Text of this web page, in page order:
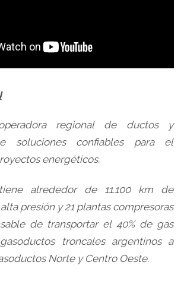
regional de ductos y
soluciones confiables para el
energéticos.
alrededor de 11.100 km de
presión y 21 plantas compresoras
de transportar el 40% de gas
troncales argentinos a
Norte y Centro Oeste.